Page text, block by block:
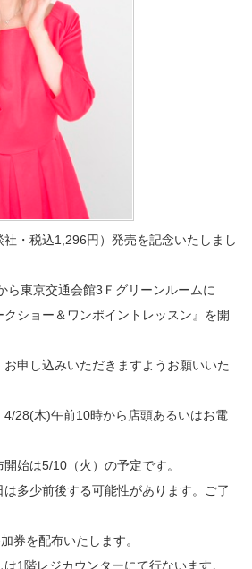
社・税込1,296円）発売を記念いたしまし
ら東京交通会館3Ｆグリーンルームに
ショー＆ワンポイントレッスン』を開
申し込みいただきますようお願いいた
4/28(木)午前10時から店頭あるいはお電
始は5/10（火）の予定です。
前後する可能性があります。ご了
券を配布いたします。
1階レジカウンターにて行ないます。